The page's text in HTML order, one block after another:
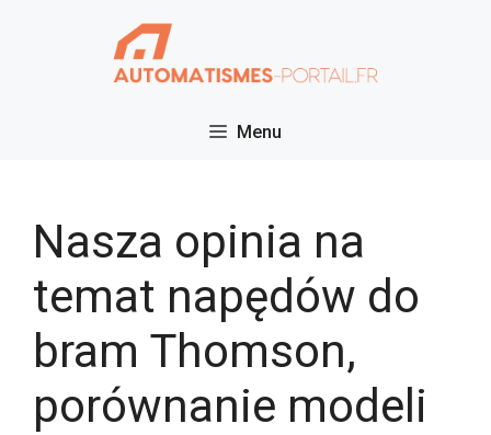
Menu
Nasza opinia na
temat napędów do
bram Thomson,
porównanie modeli